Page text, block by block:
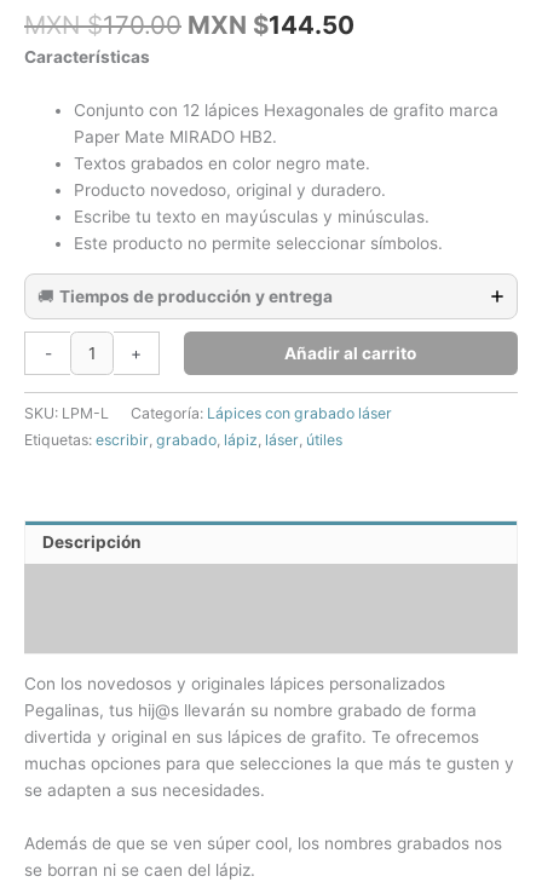
Valorado
con4.09
base a
11
clientes
MXN $170.00 El
era:
MXN
$170.00.
MXN $144.50
es:
$144.50.
Características
Conjunto con 12 lápices Hexagonales de grafito marca
Paper Mate MIRADO HB2.
Textos grabados en color negro mate.
Producto novedoso, original y duradero.
Escribe tu texto en mayúsculas y minúsculas.
Este producto no permite seleccionar símbolos.
🚚 Tiempos de producción y entrega
-
de
grafito
hexagonales
Mirado
Grabado
+ Añadir al carrito
SKU: LPM-L Categoría: Lápices con grabado láser
Etiquetas: escribir grabado lápiz láser útiles
Descripción
Con los novedosos y originales lápices personalizados
Pegalinas, tus hij@s llevarán su nombre grabado de forma
divertida y original en sus lápices de grafito. Te ofrecemos
muchas opciones para que selecciones la que más te gusten y
se adapten a sus necesidades.
Además de que se ven súper cool, los nombres grabados nos
se borran ni se caen del lápiz.